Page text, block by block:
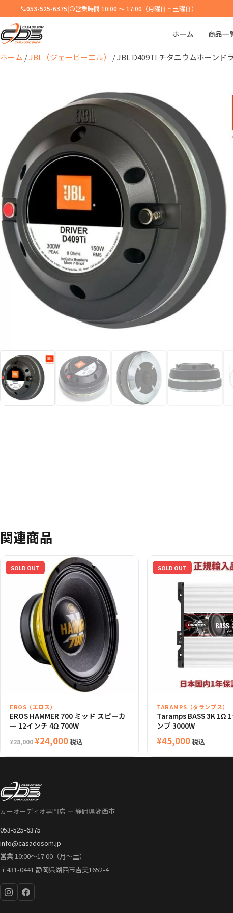
053-525-6375| 営業時間 10:00 ～ 17:00（月曜日 ~ 土曜日）
ホーム 商品一
ホーム /JBL（ジェービーエル） / JBL D409TI チタニウムホーンド
関連商品
SOLD OUT
EROS（エロス）
EROS HAMMER 700 ミッド スピーカ
ー 12インチ 4Ω 700W
¥28,000元
は
¥28,000
で
し
た。
¥24,000現
¥24,000
税込
SOLD OUT
TARAMPS（タランプス）
Taramps BASS 3K 1Ω
ンプ 3000W
¥45,000税込
カーオーディオ専門店 — 静岡県湖西市
053-525-6375
info@casadosom.jp
営業 10:00〜17:00（月〜土）
〒431-0441 静岡県湖西市吉美1652-4